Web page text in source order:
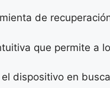
de
que permite a
dispositivo en